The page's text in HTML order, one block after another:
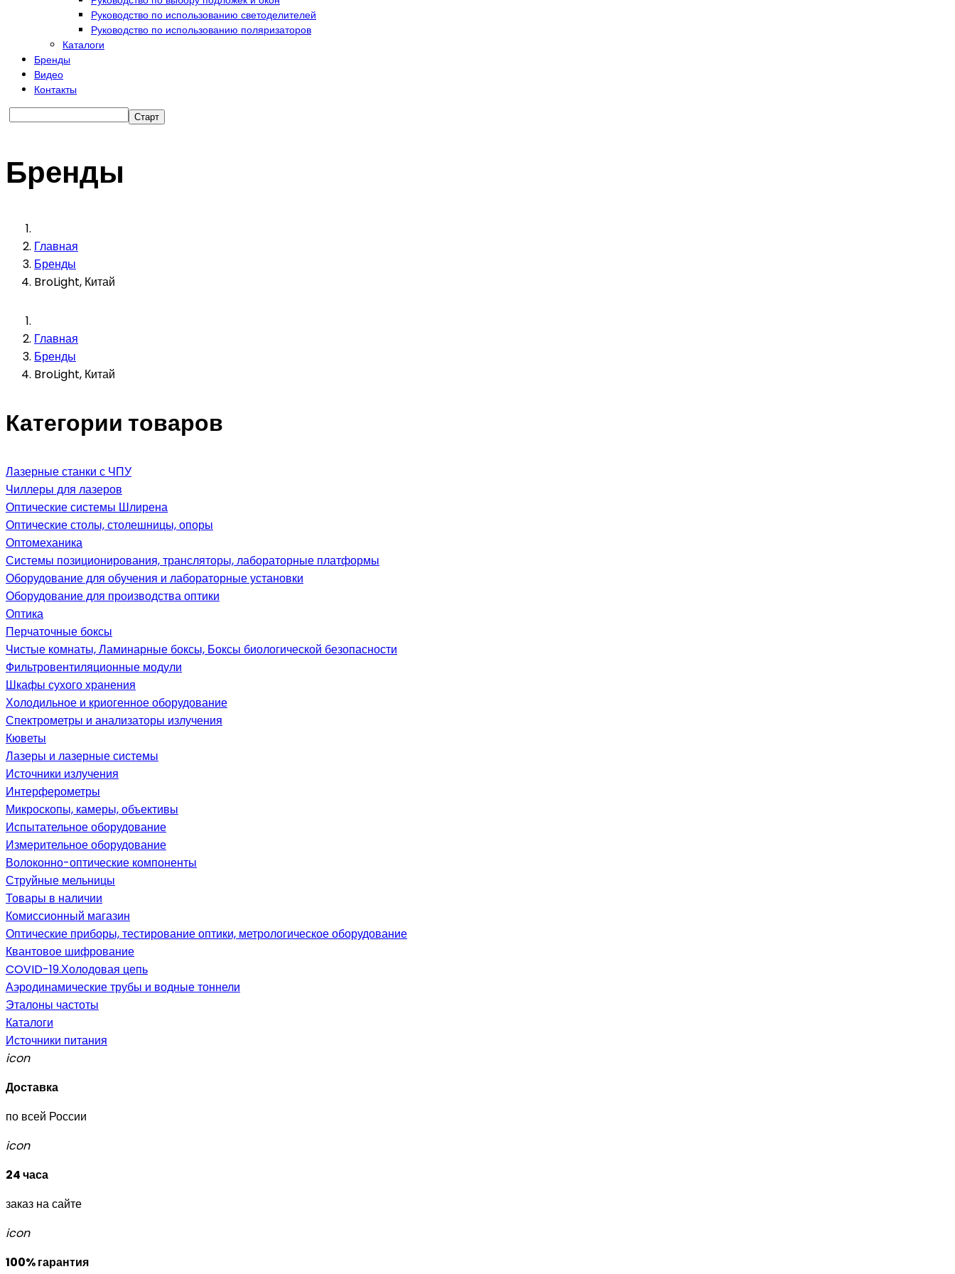
Руководство по использованию светоделителей
Руководство по использованию поляризаторов
Каталоги
Бренды
Видео
Контакты
Бренды
Главная
Бренды
BroLight, Китай
Главная
Бренды
BroLight, Китай
Категории товаров
Лазерные станки с ЧПУ
Чиллеры для лазеров
Оптические системы Шлирена
Оптические столы, столешницы, опоры
Оптомеханика
Системы позиционирования, трансляторы, лабораторные платформы
Оборудование для обучения и лабораторные установки
Оборудование для производства оптики
Оптика
Перчаточные боксы
Чистые комнаты, Ламинарные боксы, Боксы биологической безопасности
Фильтровентиляционные модули
Шкафы сухого хранения
Холодильное и криогенное оборудование
Спектрометры и анализаторы излучения
Кюветы
Лазеры и лазерные системы
Источники излучения
Интерферометры
Микроскопы, камеры, объективы
Испытательное оборудование
Измерительное оборудование
Волоконно-оптические компоненты
Струйные мельницы
Товары в наличии
Комиссионный магазин
Оптические приборы, тестирование оптики, метрологическое оборудование
Квантовое шифрование
COVID-19.Холодовая цепь
Аэродинамические трубы и водные тоннели
Эталоны частоты
Каталоги
Источники питания
icon
Доставка
по всей России
icon
24 часа
заказ на сайте
icon
100% гарантия